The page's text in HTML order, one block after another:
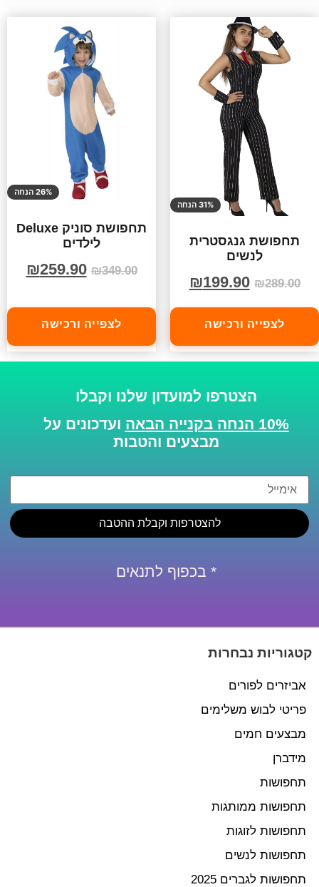
31% הנחה
תחפושת גנגסטרית
לנשים
₪289.00
₪199.90
לצפייה ורכישה
26% הנחה
תחפושת סוניק Deluxe
לילדים
₪349.00
₪259.90
לצפייה ורכישה
הצטרפו למועדון שלנו וקבלו
10% הנחה בקנייה הבאה
ועדכונים על
מבצעים והטבות
להצטרפות וקבלת ההטבה
* בכפוף לתנאים
קטגוריות נבחרות
אביזרים לפורים
פריטי לבוש משלימים
מבצעים חמים
מידברן
תחפושות
תחפושות ממותגות
תחפושות לזוגות
תחפושות לנשים
תחפושות לגברים 2025